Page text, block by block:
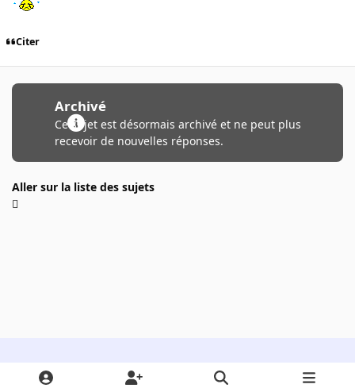
Citer
Archivé
Ce sujet est désormais archivé et ne peut plus
recevoir de nouvelles réponses.
Aller sur la liste des sujets
Light ModeDark ModeSystem Preference